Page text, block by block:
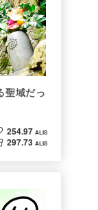
聖域だっ
254.97 ALIS
297.73 ALIS